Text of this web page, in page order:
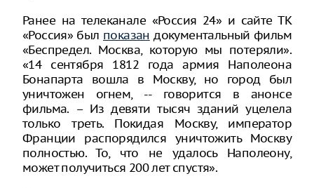
Ранее на телеканале «Россия 24» и сайте ТК
«Россия» был показан документальный фильм
«Беспредел. Москва, которую мы потеряли».
«14 сентября 1812 года армия Наполеона
Бонапарта вошла в Москву, но город был
уничтожен огнем, -- говорится в анонсе
фильма. – Из девяти тысяч зданий уцелела
только треть. Покидая Москву, император
Франции распорядился уничтожить Москву
полностью. То, что не удалось Наполеону,
может получиться 200 лет спустя».